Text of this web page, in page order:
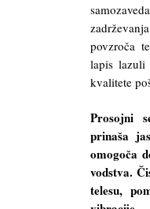
povzroča
lapis lazuli
kvalitete
Prosojni
prinaša
omogoča
vodstva.
telesu,